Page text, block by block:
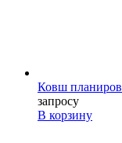
Ковш
запросу
В корзину